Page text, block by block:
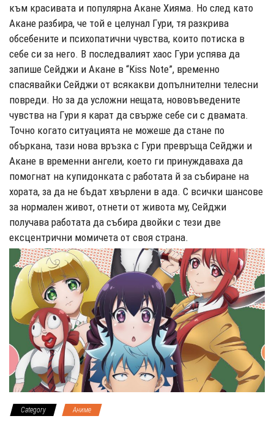
към красивата и популярна Акане Хияма. Но след като
Акане разбира, че той е целунал Гури, тя разкрива
обсебените и психопатични чувства, които потиска в
себе си за него. В последвалият хаос Гури успява да
запише Сейджи и Акане в “Kiss Note”, временно
спасявайки Сейджи от всякакви допълнителни телесни
повреди. Но за да усложни нещата, нововъведените
чувства на Гури я карат да свърже себе си с двамата.
Точно когато ситуацията не можеше да стане по
объркана, тази нова връзка с Гури превръща Сейджи и
Акане в временни ангели, което ги принуждаваха да
помогнат на купидонката с работата й за събиране на
хората, за да не бъдат хвърлени в ада. С всички шансове
за нормален живот, отнети от живота му, Сейджи
получава работата да събира двойки с тези две
ексцентрични момичета от своя страна.
Category Аниме